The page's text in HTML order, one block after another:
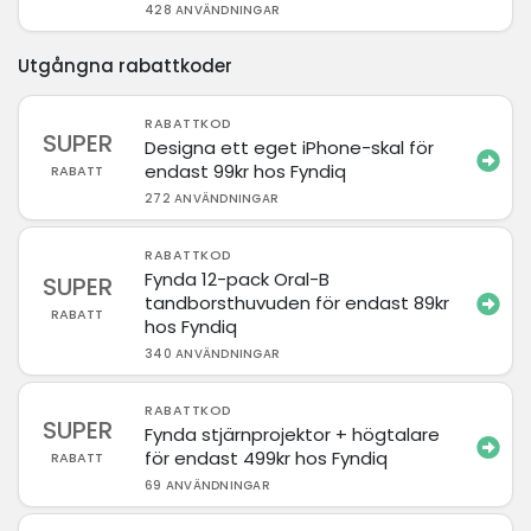
428 ANVÄNDNINGAR
Utgångna rabattkoder
SUPER
RABATT
RABATTKOD
Designa ett eget iPhone-skal för
endast 99kr hos Fyndiq
272 ANVÄNDNINGAR
SUPER
RABATT
RABATTKOD
Fynda 12-pack Oral-B
tandborsthuvuden för endast 89kr
hos Fyndiq
340 ANVÄNDNINGAR
SUPER
RABATT
RABATTKOD
Fynda stjärnprojektor + högtalare
för endast 499kr hos Fyndiq
69 ANVÄNDNINGAR